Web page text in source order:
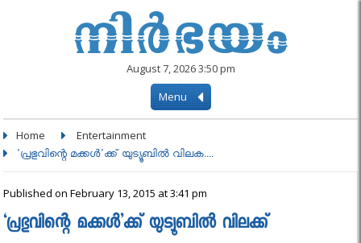
August 7, 2026 3:50 pm
Menu
Home Entertainment
'പ്രഭുവിന്റെ മക്കൾ'ക്ക് യുട്യൂബിൽ വിലക....
Published on February 13, 2015 at 3:41 pm
‘പ്രഭുവിന്റെ മക്കൾ’ക്ക് യുട്യൂബിൽ വിലക്ക്‌